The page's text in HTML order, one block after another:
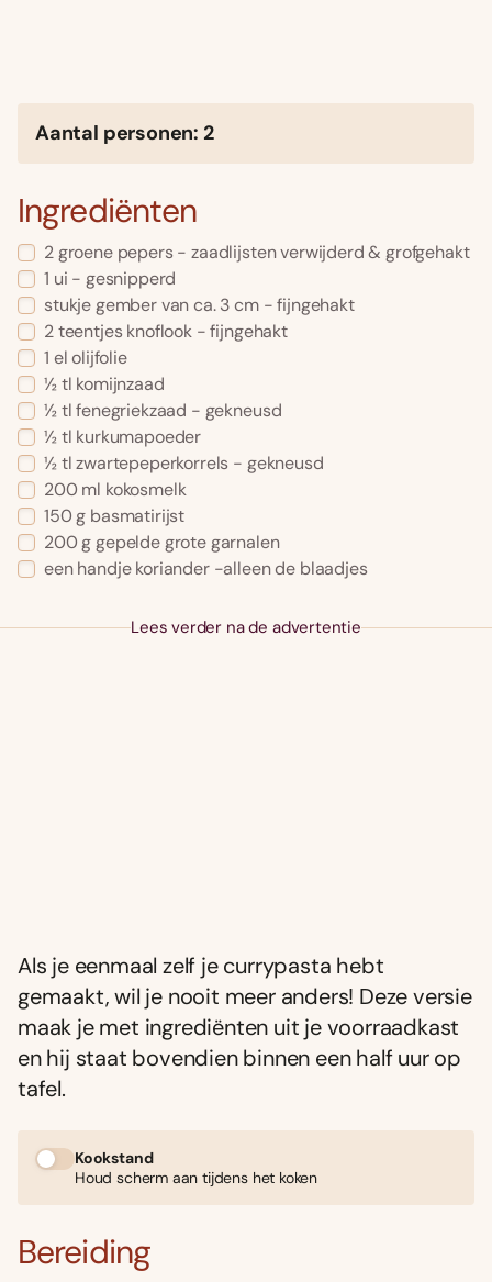
Aantal personen: 2
Ingrediënten
2 groene pepers - zaadlijsten verwijderd & grofgehakt
1 ui - gesnipperd
stukje gember van ca. 3 cm - fijngehakt
2 teentjes knoflook - fijngehakt
1 el olijfolie
½ tl komijnzaad
½ tl fenegriekzaad - gekneusd
½ tl kurkumapoeder
½ tl zwartepeperkorrels - gekneusd
200 ml kokosmelk
150 g basmatirijst
200 g gepelde grote garnalen
een handje koriander -alleen de blaadjes
Lees verder na de advertentie
Als je eenmaal zelf je currypasta hebt
gemaakt, wil je nooit meer anders! Deze versie
maak je met ingrediënten uit je voorraadkast
en hij staat bovendien binnen een half uur op
tafel.
Kookstand
Houd scherm aan tijdens het koken
Bereiding